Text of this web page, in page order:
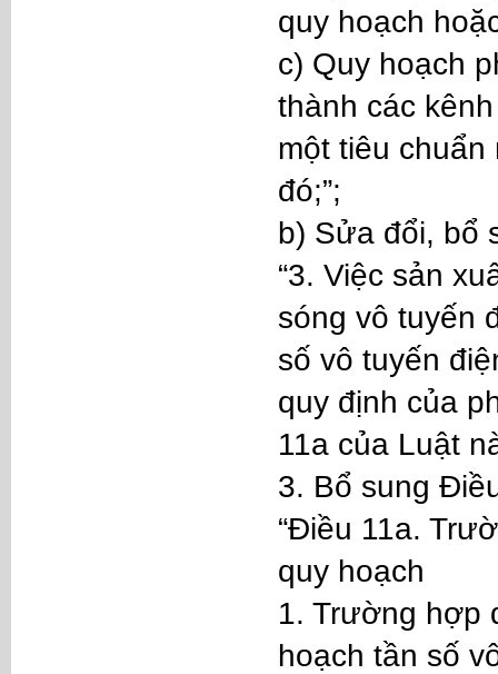
quy hoạch
c) Quy hoạch
thành các
một tiêu
đó;”;
b) Sửa đổi, bổ
“3. Việc sản
sóng vô tuyến
số vô tuyến
quy định của
11a của Luật
3. Bổ sung
“Điều 11a.
quy hoạch
1. Trường hợp
hoạch tần số